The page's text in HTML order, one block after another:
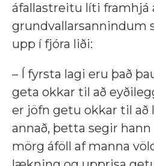
áfallastreitu líti framhjá
grundvallarsannindum
upp í fjóra liði:
– Í fyrsta lagi eru það
geta okkar til að
er jöfn getu okkar til
annað, þetta segir
mörg áföll af manna